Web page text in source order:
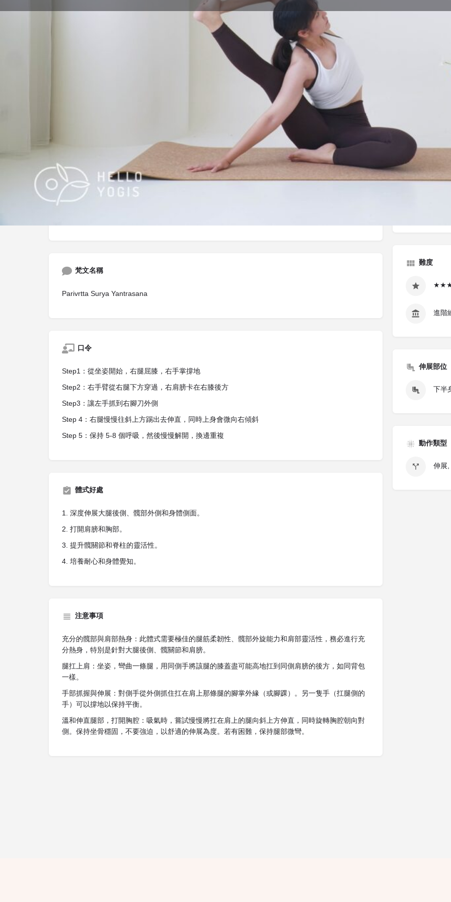
體式介紹
Leave a review Bookmark
英文名稱
梵文名稱
Parivrtta Surya Yantrasana
口令
Step1：從坐姿開始，右腿屈膝，右手掌撐地
Step2：右手臂從右腿下方穿過，右肩膀卡在右膝後方
Step3：讓左手抓到右腳刀外側
Step 4：右腿慢慢往斜上方踢出去伸直，同時上身會微向右傾斜
Step 5：保持 5-8 個呼吸，然後慢慢解開，換邊重複
體式好處
1. 深度伸展大腿後側、髖部外側和身體側面。
2. 打開肩膀和胸部。
3. 提升髖關節和脊柱的靈活性。
4. 培養耐心和身體覺知。
注意事項
充分的髖部與肩部熱身：此體式需要極佳的腿筋柔韌性、髖部外旋能力和肩部靈活性，務必進行充
分熱身，特別是針對大腿後側、髖關節和肩膀。
腿扛上肩：坐姿，彎曲一條腿，用同側手將該腿的膝蓋盡可能高地扛到同側肩膀的後方，如同背包
一樣。
手部抓握與伸展：對側手從外側抓住扛在肩上那條腿的腳掌外緣（或腳踝）。另一隻手（扛腿側的
手）可以撐地以保持平衡。
溫和伸直腿部，打開胸腔：吸氣時，嘗試慢慢將扛在肩上的腿向斜上方伸直，同時旋轉胸腔朝向對
側。保持坐骨穩固，不要強迫，以舒適的伸展為度。若有困難，保持腿部微彎。
難度
進階
伸展部位
下
動作類型
伸展,